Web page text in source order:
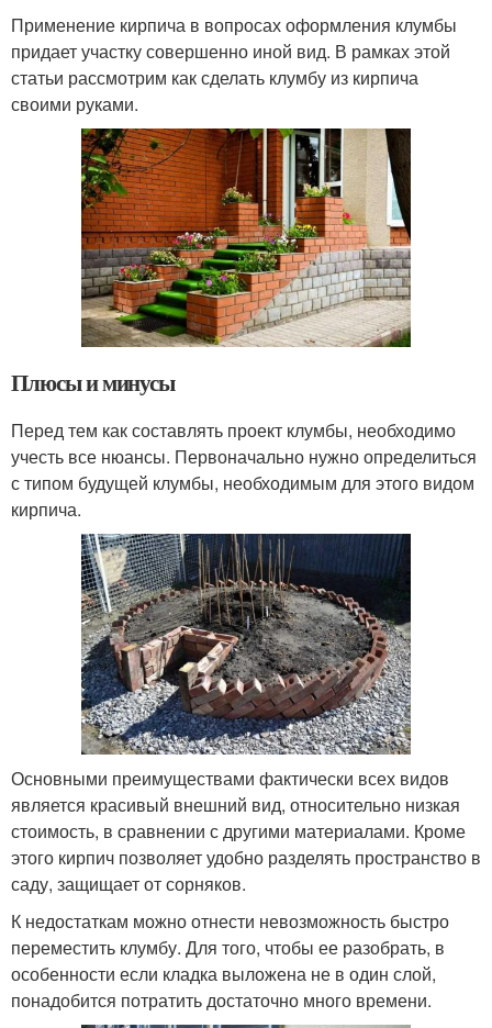
Применение кирпича в вопросах оформления клумбы
придает участку совершенно иной вид. В рамках этой
статьи рассмотрим как сделать клумбу из кирпича
своими руками.
Плюсы и минусы
Перед тем как составлять проект клумбы, необходимо
учесть все нюансы. Первоначально нужно определиться
с типом будущей клумбы, необходимым для этого видом
кирпича.
Основными преимуществами фактически всех видов
является красивый внешний вид, относительно низкая
стоимость, в сравнении с другими материалами. Кроме
этого кирпич позволяет удобно разделять пространство в
саду, защищает от сорняков.
К недостаткам можно отнести невозможность быстро
переместить клумбу. Для того, чтобы ее разобрать, в
особенности если кладка выложена не в один слой,
понадобится потратить достаточно много времени.